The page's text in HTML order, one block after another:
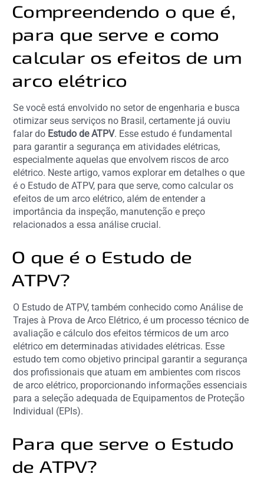
Compreendendo o que é,
para que serve e como
calcular os efeitos de um
arco elétrico
Se você está envolvido no setor de engenharia e busca
otimizar seus serviços no Brasil, certamente já ouviu
falar do Estudo de ATPV. Esse estudo é fundamental
para garantir a segurança em atividades elétricas,
especialmente aquelas que envolvem riscos de arco
elétrico. Neste artigo, vamos explorar em detalhes o que
é o Estudo de ATPV, para que serve, como calcular os
efeitos de um arco elétrico, além de entender a
importância da inspeção, manutenção e preço
relacionados a essa análise crucial.
O que é o Estudo de
ATPV?
O Estudo de ATPV, também conhecido como Análise de
Trajes à Prova de Arco Elétrico, é um processo técnico de
avaliação e cálculo dos efeitos térmicos de um arco
elétrico em determinadas atividades elétricas. Esse
estudo tem como objetivo principal garantir a segurança
dos profissionais que atuam em ambientes com riscos
de arco elétrico, proporcionando informações essenciais
para a seleção adequada de Equipamentos de Proteção
Individual (EPIs).
Para que serve o Estudo
de ATPV?